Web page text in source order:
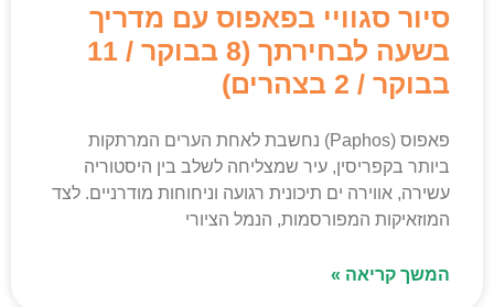
סיור סגוויי בפאפוס עם מדריך
בשעה לבחירתך (8 בבוקר / 11
בבוקר / 2 בצהרים)
פאפוס (Paphos) נחשבת לאחת הערים המרתקות
ביותר בקפריסין, עיר שמצליחה לשלב בין היסטוריה
עשירה, אווירה ים תיכונית רגועה וניחוחות מודרניים. לצד
המוזאיקות המפורסמות, הנמל הציורי
המשך קריאה »